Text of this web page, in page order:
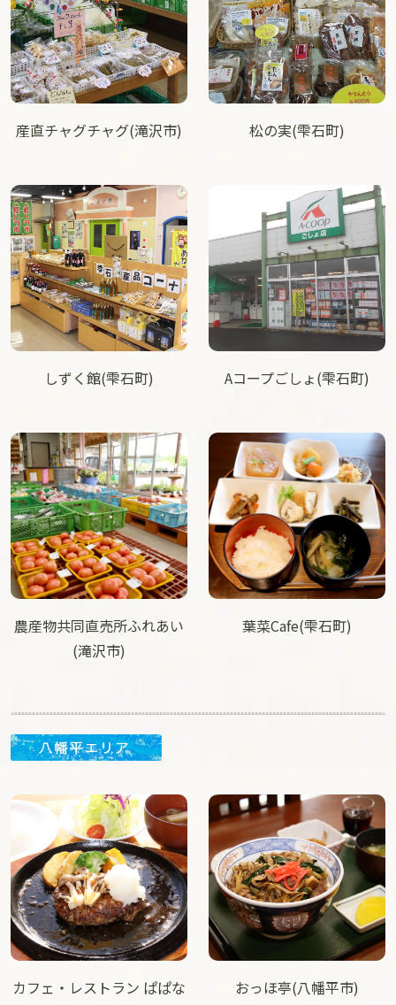
産直チャグチャグ(滝沢市) 松の実(雫石町)
しずく館(雫石町) Aコープごしょ(雫石町)
農産物共同直売所ふれあい
(滝沢市)
葉菜Cafe(雫石町)
カフェ・レストラン ぱぱな
おっほ亭(八幡平市)